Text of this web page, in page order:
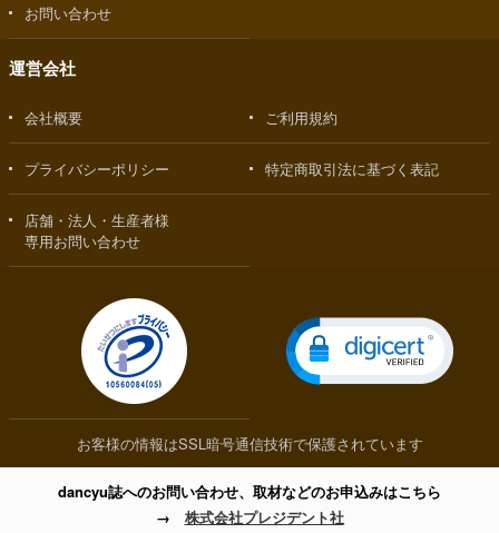
お問い合わせ
運営会社
会社概要 ご利用規約
プライバシーポリシー 特定商取引法に基づく表記
店舗・法人・生産者様
専用お問い合わせ
お客様の情報はSSL暗号通信技術で保護されています
dancyu誌へのお問い合わせ、取材などのお申込みはこちら
→ 株式会社プレジデント社